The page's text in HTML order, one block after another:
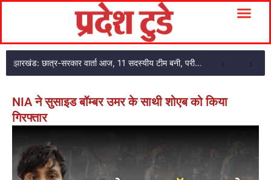
झारखंड: छात्र-सरकार वार्ता आज, 11 सदस्यीय टीम बनी, परीक्षा एजेंसी का अकाउंटेंट गिरफ्तार
NIA ने सुसाइड बॉम्बर उमर के साथी शोएब को किया
गिरफ्तार